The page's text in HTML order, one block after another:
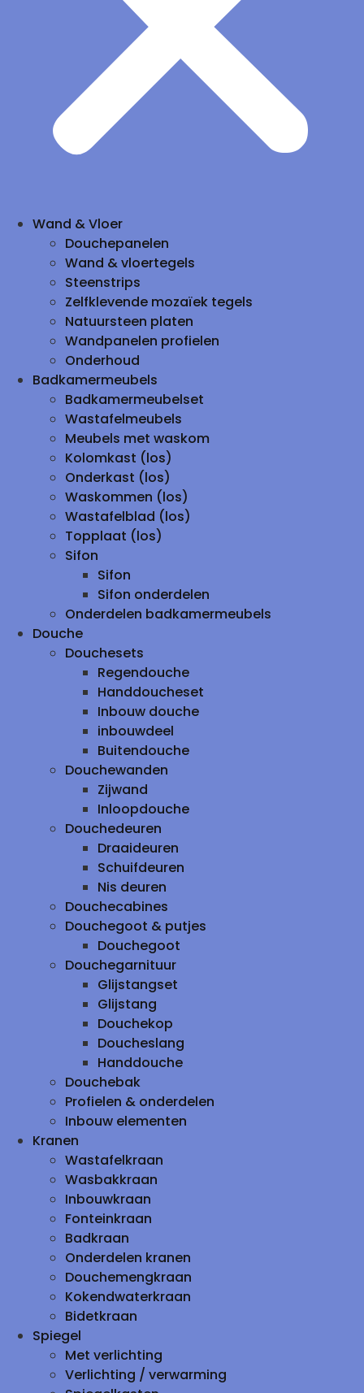
Wand & Vloer
Douchepanelen
Wand & vloertegels
Steenstrips
Zelfklevende mozaïek tegels
Natuursteen platen
Wandpanelen profielen
Onderhoud
Badkamermeubels
Badkamermeubelset
Wastafelmeubels
Meubels met waskom
Kolomkast (los)
Onderkast (los)
Waskommen (los)
Wastafelblad (los)
Topplaat (los)
Sifon
Sifon
Sifon onderdelen
Onderdelen badkamermeubels
Douche
Douchesets
Regendouche
Handdoucheset
Inbouw douche
inbouwdeel
Buitendouche
Douchewanden
Zijwand
Inloopdouche
Douchedeuren
Draaideuren
Schuifdeuren
Nis deuren
Douchecabines
Douchegoot & putjes
Douchegoot
Douchegarnituur
Glijstangset
Glijstang
Douchekop
Doucheslang
Handdouche
Douchebak
Profielen & onderdelen
Inbouw elementen
Kranen
Wastafelkraan
Wasbakkraan
Inbouwkraan
Fonteinkraan
Badkraan
Onderdelen kranen
Douchemengkraan
Kokendwaterkraan
Bidetkraan
Spiegel
Met verlichting
Verlichting / verwarming